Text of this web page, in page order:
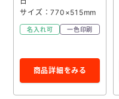
サイズ：770×515mm
名入れ可 一色印刷
商品詳細をみる